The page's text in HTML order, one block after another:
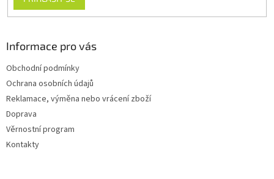
Informace pro vás
Obchodní podmínky
Ochrana osobních údajů
Reklamace, výměna nebo vrácení zboží
Doprava
Věrnostní program
Kontakty